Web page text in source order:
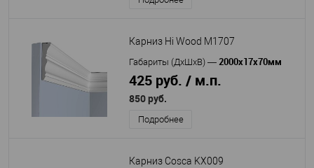
Карниз Hi Wood M1707
Габариты (ДхШхВ) — 2000x17x70мм
425 руб. / м.п.
850 руб.
Подробнее
Карниз Cosca KX009